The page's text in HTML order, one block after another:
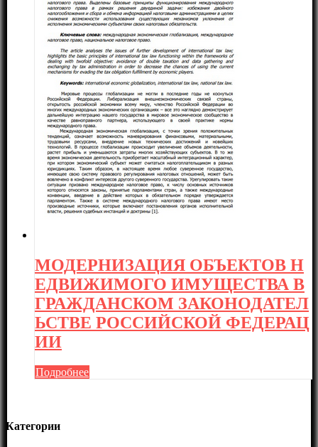
МОДЕРНИЗАЦИЯ ОБЪЕКТОВ Н
ЕДВИЖИМОГО ИМУЩЕСТВА В
ГРАЖДАНСКОМ ЗАКОНОДАТЕЛ
ЬСТВЕ РОССИЙСКОЙ ФЕДЕРАЦ
ИИ
Подробнее
Категории